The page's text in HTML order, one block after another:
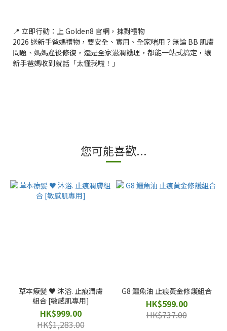
📍 立即行動：上 Golden8 官網，揀對禮物
2026 送新手爸媽禮物，要安全、實用、全家啱用？無論 BB 肌膚
問題、媽媽產後修復，還是全家滋潤護理，都能一站式搞定，讓
新手爸媽收到就話「太懂我啦！」
您可能喜歡...
草本療髪 ♥️ 沐浴. 止痕潤膚
組合 [敏感肌專用]
HK$999.00
HK$1,283.00
G8 鱷魚油 止痕黃金修護組合
HK$599.00
HK$737.00